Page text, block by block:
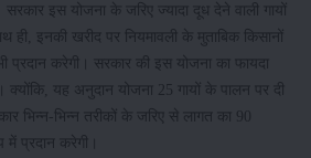
सरकार इस योजना के जरिए ज्यादा दूध देने वाली गायों
ही, इनकी खरीद पर नियमावली के मुताबिक किसानों
प्रदान करेगी। सरकार की इस योजना का फायदा
क्योंकि, यह अनुदान योजना 25 गायों के पालन पर दी
भिन्न-भिन्न तरीकों के जरिए से लागत का 90
प्रदान करेगी।